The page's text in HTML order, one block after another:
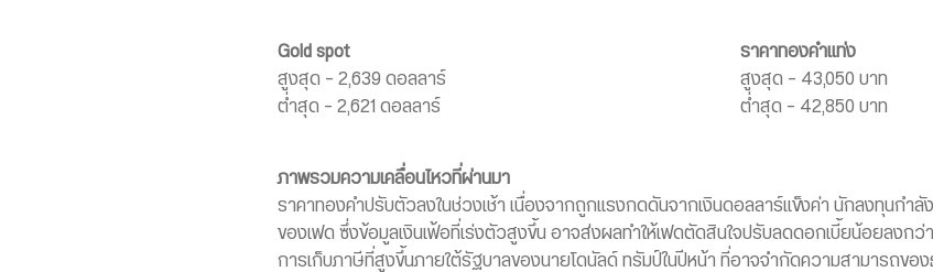
Gold spot
สูงสุด – 2,639 ดอลลาร์
ต่ำสุด – 2,621 ดอลลาร์
ราคาทองคำแท่ง
สูงสุด – 43,050 บาท
ต่ำสุด – 42,850 บาท
ภาพรวมความเคลื่อนไหวที่ผ่านมา
ราคาทองคำปรับตัวลงในช่วงเช้า เนื่องจากถูกแรงกดดันจากเงินดอลลาร์แข็งค่า นักลงทุนกำลั
ของเฟด ซึ่งข้อมูลเงินเฟ้อที่เร่งตัวสูงขึ้น อาจส่งผลทำให้เฟดตัดสินใจปรับลดดอกเบี้ยน้อยลงกว่
การเก็บภาษีที่สูงขึ้นภายใต้รัฐบาลของนายโดนัลด์ ทรัมป์ในปีหน้า ที่อาจจำกัดความสามารถขอ